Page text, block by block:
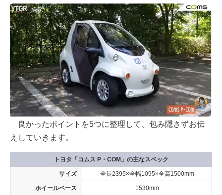
良かったポイントを5つに整理して、包み隠さずお伝
えしていきます。
トヨタ「コムス P・COM」の主なスペック
サイズ 全長2395×全幅1095×全高1500mm
ホイールベース 1530mm